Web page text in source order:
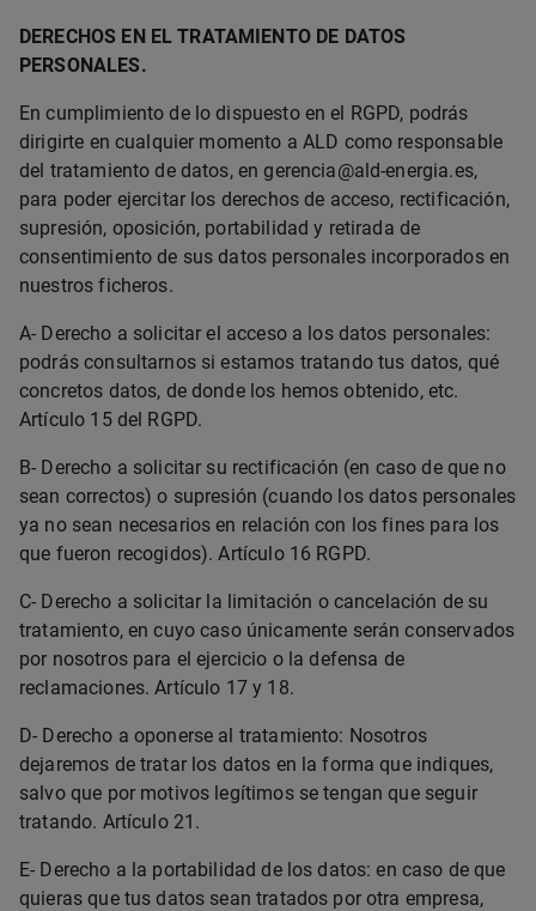
DERECHOS EN EL TRATAMIENTO DE DATOS
PERSONALES.
En cumplimiento de lo dispuesto en el RGPD, podrás
dirigirte en cualquier momento a ALD como responsable
del tratamiento de datos, en gerencia@ald-energia.es,
para poder ejercitar los derechos de acceso, rectificación,
supresión, oposición, portabilidad y retirada de
consentimiento de sus datos personales incorporados en
nuestros ficheros.
A- Derecho a solicitar el acceso a los datos personales:
podrás consultarnos si estamos tratando tus datos, qué
concretos datos, de donde los hemos obtenido, etc.
Artículo 15 del RGPD.
B- Derecho a solicitar su rectificación (en caso de que no
sean correctos) o supresión (cuando los datos personales
ya no sean necesarios en relación con los fines para los
que fueron recogidos). Artículo 16 RGPD.
C- Derecho a solicitar la limitación o cancelación de su
tratamiento, en cuyo caso únicamente serán conservados
por nosotros para el ejercicio o la defensa de
reclamaciones. Artículo 17 y 18.
D- Derecho a oponerse al tratamiento: Nosotros
dejaremos de tratar los datos en la forma que indiques,
salvo que por motivos legítimos se tengan que seguir
tratando. Artículo 21.
E- Derecho a la portabilidad de los datos: en caso de que
quieras que tus datos sean tratados por otra empresa,